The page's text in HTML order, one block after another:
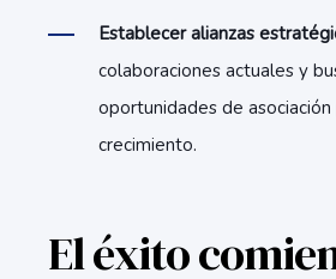
Establecer alianzas
colaboraciones actuales y
oportunidades de
crecimiento.
El éxito